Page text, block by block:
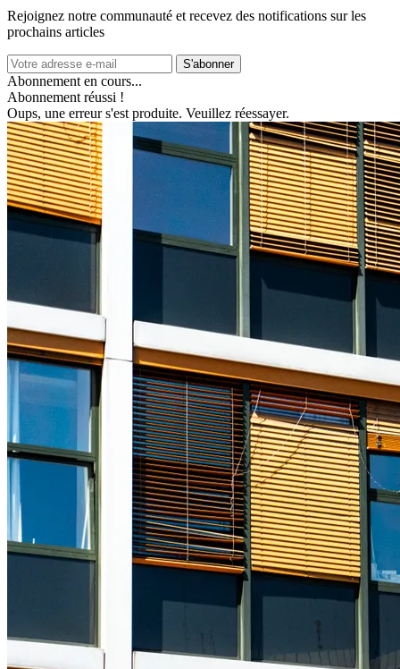
Rejoignez notre communauté et recevez des notifications sur les
prochains articles
S'abonner
Abonnement en cours...
Abonnement réussi !
Oups, une erreur s'est produite. Veuillez réessayer.